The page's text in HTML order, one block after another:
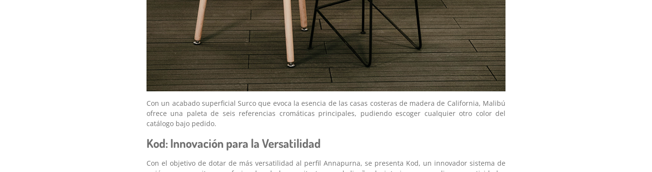
Con un acabado superficial Surco que evoca la esencia de las casas costeras de madera de California, Malibú
ofrece una paleta de seis referencias cromáticas principales, pudiendo escoger cualquier otro color del
catálogo bajo pedido.
Kod: Innovación para la Versatilidad
Con el objetivo de dotar de más versatilidad al perfil Annapurna, se presenta Kod, un innovador sistema de